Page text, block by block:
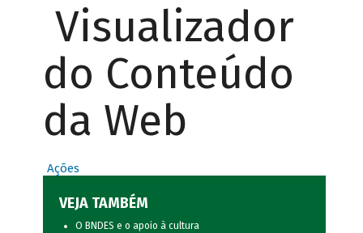
Visualizador
do Conteúdo
da Web
Ações
VEJA TAMBÉM
O BNDES e o apoio à cultura